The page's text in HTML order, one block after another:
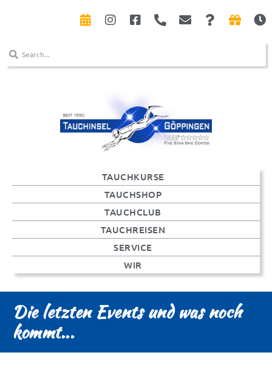
TAUCHKURSE
TAUCHSHOP
TAUCHCLUB
TAUCHREISEN
SERVICE
WIR
Die letzten Events und was noch
kommt...